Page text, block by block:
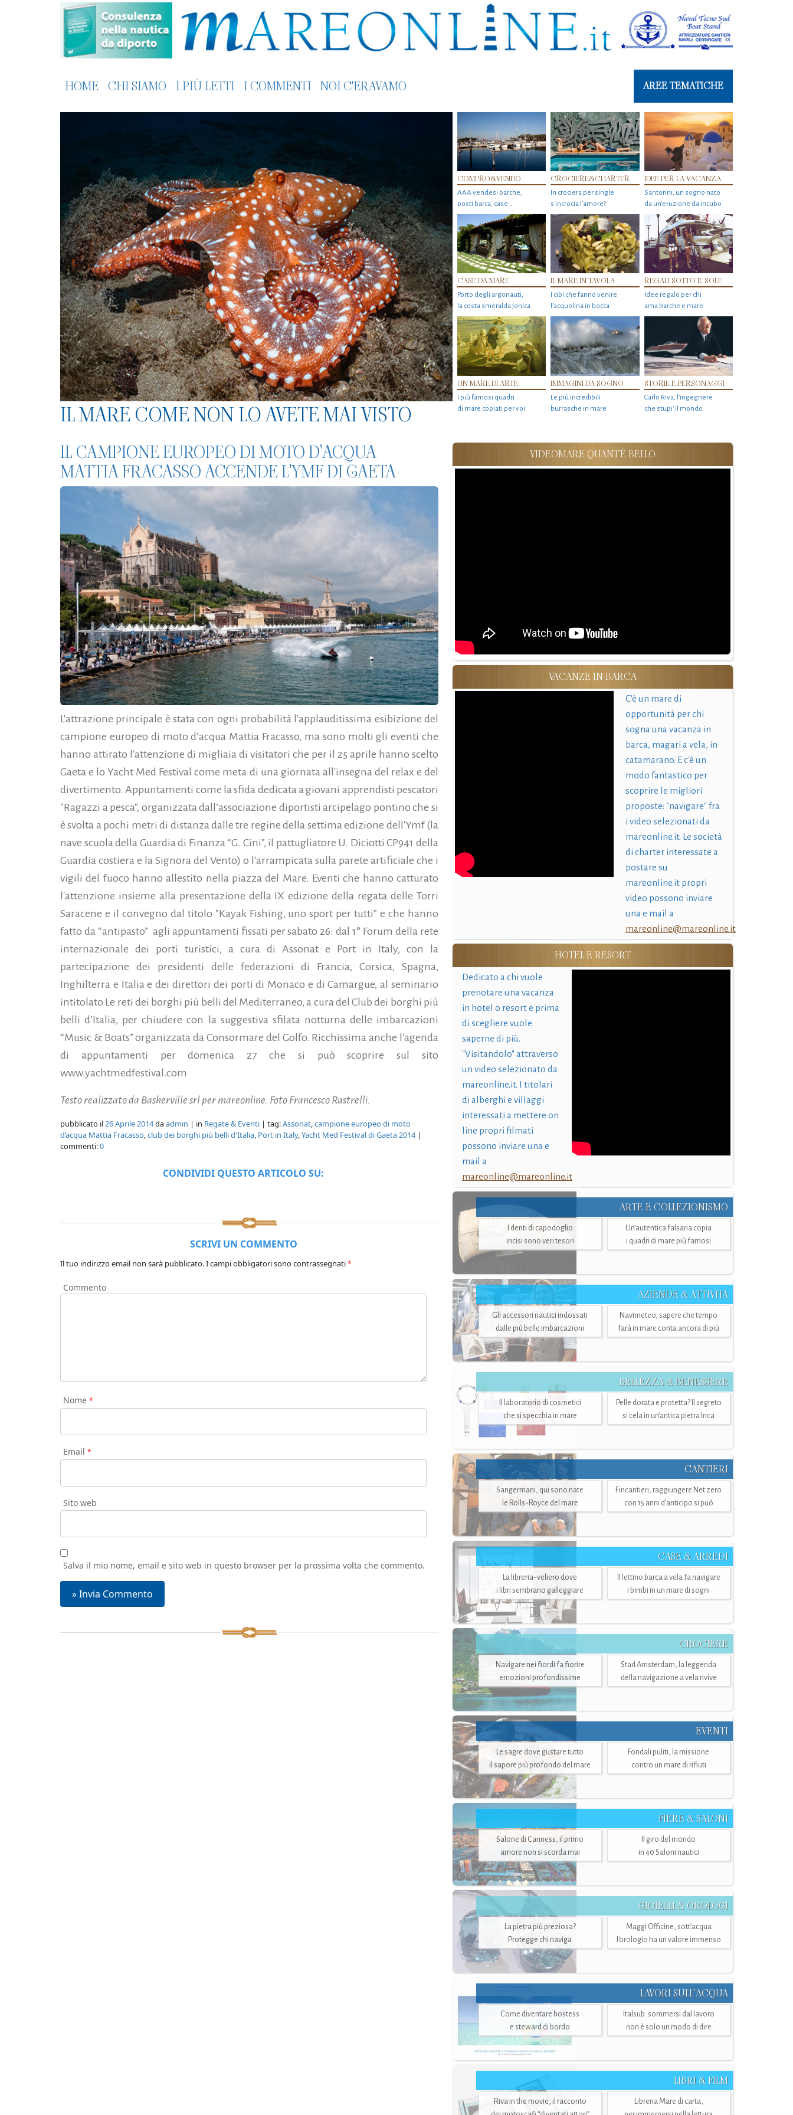
HOME CHI SIAMO I PIÙ LETTI I COMMENTI NOI C'ERAVAMO AREE TEMATICHE
IL MARE COME NON LO AVETE MAI VISTO
COMPRO&VENDO
AAA vendesi barche,
posti barca, case…
CROCIERE&CHARTER
In crociera per single
s'incrocia l’amore?
IDEE PER LA VACANZA
Santorini, un sogno nato
da un’eruzione da incubo
CASE DA MARE
Porto degli argonauti,
la costa smeralda jonica
IL MARE IN TAVOLA
I cibi che fanno venire
l’acquolina in bocca
REGALI SOTTO IL SOLE
Idee regalo per chi
ama barche e mare
UN MARE DI ARTE
I più famosi quadri
di mare copiati per voi
IMMAGINI DA SOGNO
Le più incredibili
burrasche in mare
STORIE E PERSONAGGI
Carlo Riva, l’ingegnere
che stupi' il mondo
IL CAMPIONE EUROPEO DI MOTO D'ACQUA
MATTIA FRACASSO ACCENDE L'YMF DI GAETA
L'attrazione principale è stata con ogni probabilità l'applauditissima esibizione del
campione europeo di moto d’acqua Mattia Fracasso, ma sono molti gli eventi che
hanno attirato l'attenzione di migliaia di visitatori che per il 25 aprile hanno scelto
Gaeta e lo Yacht Med Festival come meta di una giornata all'insegna del relax e del
divertimento. Appuntamenti come la sfida dedicata a giovani apprendisti pescatori
"Ragazzi a pesca", organizzata dall’associazione diportisti arcipelago pontino che si
è svolta a pochi metri di distanza dalle tre regine della settima edizione dell'Ymf (la
nave scuola della Guardia di Finanza “G. Cini”, il pattugliatore U. Diciotti CP941 della
Guardia costiera e la Signora del Vento) o l'arrampicata sulla parete artificiale che i
vigili del fuoco hanno allestito nella piazza del Mare. Eventi che hanno catturato
l'attenzione insieme alla presentazione della IX edizione della regata delle Torri
Saracene e il convegno dal titolo "Kayak Fishing, uno sport per tutti" e che hanno
fatto da “antipasto” agli appuntamenti fissati per sabato 26: dal 1° Forum della rete
internazionale dei porti turistici, a cura di Assonat e Port in Italy, con la
partecipazione dei presidenti delle federazioni di Francia, Corsica, Spagna,
Inghilterra e Italia e dei direttori dei porti di Monaco e di Camargue, al seminario
intitolato Le reti dei borghi più belli del Mediterraneo, a cura del Club dei borghi più
belli d’Italia, per chiudere con la suggestiva sfilata notturna delle imbarcazioni
“Music & Boats” organizzata da Consormare del Golfo. Ricchissima anche l'agenda
di appuntamenti per domenica 27 che si può scoprire sul sito
www.yachtmedfestival.com
Testo realizzato da Baskerville srl per mareonline. Foto Francesco Rastrelli.
pubblicato il26 Aprile 2014daadmin | in Regate & Eventi | tag:Assonat,campione europeo di moto
d’acqua Mattia Fracasso,club dei borghi più belli d'Italia, Port in Italy,Yacht Med Festival di Gaeta 2014 |
commenti:0
CONDIVIDI QUESTO ARTICOLO SU:
SCRIVI UN COMMENTO
Il tuo indirizzo email non sarà pubblicato.I campi obbligatori sono contrassegnati*
Commento
Nome *
Email *
Sito web
Salva il mio nome, email e sito web in questo browser per la prossima volta che commento.
VIDEOMARE QUANT'È BELLO
VACANZE IN BARCA
C'è un mare di
opportunità per chi
sogna una vacanza in
barca, magari a vela, in
catamarano. E c'è un
modo fantastico per
scoprire le migliori
proposte: "navigare" fra
i video selezionati da
mareonline.it. Le società
di charter interessate a
postare su
mareonline.it propri
video possono inviare
una e mail a
mareonline@mareonline.it
HOTEL E RESORT
Dedicato a chi vuole
prenotare una vacanza
in hotel o resort e prima
di scegliere vuole
saperne di più.
"Visitandolo" attraverso
un video selezionato da
mareonline.it. I titolari
di alberghi e villaggi
interessati a mettere on
line propri filmati
possono inviare una e
mail a
mareonline@mareonline.it
ARTE E COLLEZIONISMO
I denti di capodoglio
incisi sono veri tesori
Un’autentica falsaria copia
i quadri di mare più famosi
AZIENDE & ATTIVITÀ
Gli accessori nautici indossati
dalle più belle imbarcazioni
Navimeteo, sapere che tempo
farà in mare conta ancora di più
BELLEZZA & BENESSERE
Il laboratorio di cosmetici
che si specchia in mare
Pelle dorata e protetta? Il segreto
si cela in un’antica pietra Inca
CANTIERI
Sangermani, qui sono nate
le Rolls-Royce del mare
Fincantieri, raggiungere Net zero
con 15 anni d'anticipo si può
CASE & ARREDI
La libreria-veliero dove
i libri sembrano galleggiare
Il lettino barca a vela fa navigare
i bimbi in un mare di sogni
CROCIERE
Navigare nei fiordi fa fiorire
emozioni profondissime
Stad Amsterdam, la leggenda
della navigazione a vela rivive
EVENTI
Le sagre dove gustare tutto
il sapore più profondo del mare
Fondali puliti, la missione
contro un mare di rifiuti
FIERE & SALONI
Salone di Canness, il primo
amore non si scorda mai
Il giro del mondo
in 40 Saloni nautici
GIOIELLI & OROLOGI
La pietra più preziosa?
Protegge chi naviga
Maggi Officine, sott’acqua
l'orologio ha un valore immenso
LAVORI SULL’ACQUA
Come diventare hostess
e steward di bordo
Italsub: sommersi dal lavoro
non è solo un modo di dire
LIBRI & FILM
Riva in the movie, il racconto
Libreria Mare di carta,